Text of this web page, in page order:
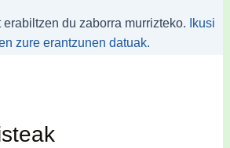
du zaborra murrizteko.
Ikusi
zure erantzunen datuak.